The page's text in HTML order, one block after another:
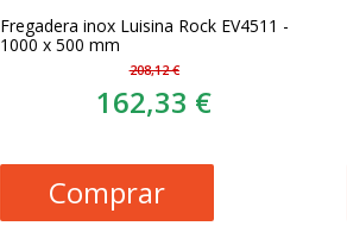
Fregadera inox Luisina Rock EV4511 -
1000 x 500 mm
208,12 €
162,33 €
Comprar